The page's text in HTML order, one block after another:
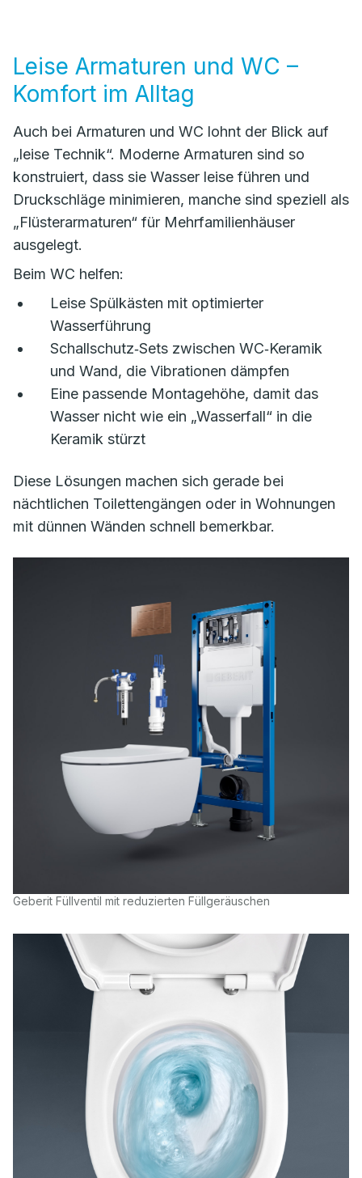
Leise Armaturen und WC –
Komfort im Alltag
Auch bei Armaturen und WC lohnt der Blick auf
„leise Technik“. Moderne Armaturen sind so
konstruiert, dass sie Wasser leise führen und
Druckschläge minimieren, manche sind speziell als
„Flüsterarmaturen“ für Mehrfamilienhäuser
ausgelegt.
Beim WC helfen:
Leise Spülkästen mit optimierter
Wasserführung
Schallschutz‑Sets zwischen WC‑Keramik
und Wand, die Vibrationen dämpfen
Eine passende Montagehöhe, damit das
Wasser nicht wie ein „Wasserfall“ in die
Keramik stürzt
Diese Lösungen machen sich gerade bei
nächtlichen Toilettengängen oder in Wohnungen
mit dünnen Wänden schnell bemerkbar.
Geberit Füllventil mit reduzierten Füllgeräuschen